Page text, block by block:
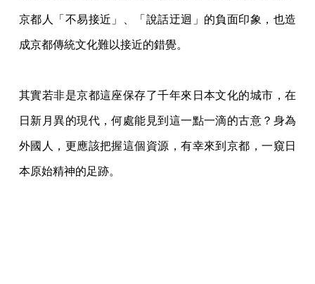
京都人「不易接近」、「說話迂迴」 的負面印象，也造
成京都傳統文化難以接近的錯覺。
其實若非是京都這座保存了千年來日本文化的城市，在
日新月異的現代，何處能見到這一點一滴的古意？身為
外國人，更應該把握這個資源，有幸來到京都，一窺日
本原始精神的足跡。